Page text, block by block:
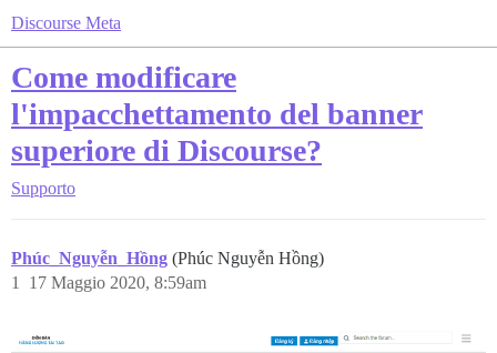
Discourse Meta
Come modificare
l'impacchettamento del banner
superiore di Discourse?
Supporto
Phúc_Nguyễn_Hồng (Phúc Nguyễn Hồng)
17 Maggio 2020, 8:59am
1